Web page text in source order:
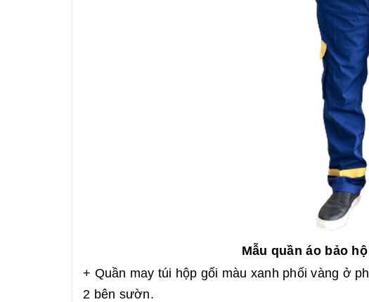
Mẫu quần áo bảo
+ Quần may túi hộp gối màu xanh phối vàng ở
2 bên sườn.